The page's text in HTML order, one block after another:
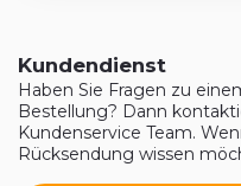
Kundendienst
Haben Sie Fragen zu
Bestellung? Dann
Kundenservice Team.
Rücksendung wissen